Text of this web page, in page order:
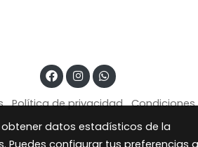
Política de privacidad
datos estadísticos de la